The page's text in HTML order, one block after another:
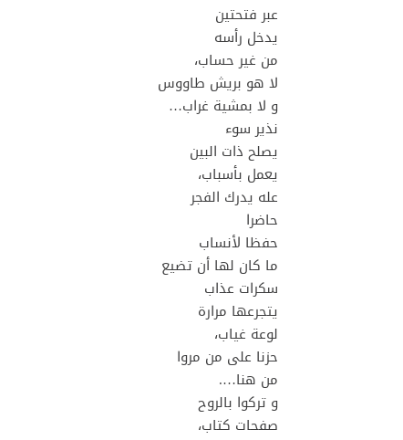
عبر فتحتين
يدخل رأسه
من غير حساب،
لا هو بريش طاووس
و لا بمشية غراب…
نذير سوء
يصلح ذات البين
يعمل بأسباب،
عله يدرك الفجر
حاضرا
حفظا لأنساب
ما كان لها أن تضيع
سكرات عذاب
يتجرعها مرارة
لوعة غياب،
حزنا على من مروا
من هنا….
و تركوا بالروح
صفحات كتاب،